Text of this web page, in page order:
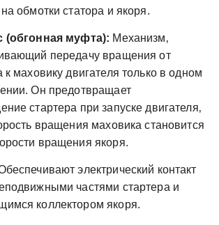
обмотки статора и якоря.
(обгонная муфта): Механизм‚
передачу вращения от
к маховику двигателя только в одном
Он предотвращает
стартера при запуске двигателя‚
вращения маховика становится
вращения якоря.
электрический контакт
частями стартера и
коллектором якоря.